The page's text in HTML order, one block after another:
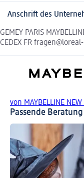
Anschrift des
GEMEY PARIS
CEDEX FR
von MAYBELLINE NEW
Passende Beratung